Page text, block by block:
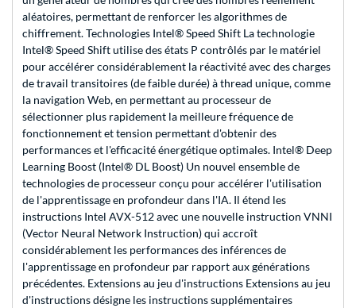
aléatoires, permettant de renforcer les algorithmes de
chiffrement. Technologies Intel® Speed Shift La technologie
Intel® Speed Shift utilise des états P contrôlés par le matériel
pour accélérer considérablement la réactivité avec des charges
de travail transitoires (de faible durée) à thread unique, comme
la navigation Web, en permettant au processeur de
sélectionner plus rapidement la meilleure fréquence de
fonctionnement et tension permettant d'obtenir des
performances et l'efficacité énergétique optimales. Intel® Deep
Learning Boost (Intel® DL Boost) Un nouvel ensemble de
technologies de processeur conçu pour accélérer l'utilisation
de l'apprentissage en profondeur dans l'IA. Il étend les
instructions Intel AVX-512 avec une nouvelle instruction VNNI
(Vector Neural Network Instruction) qui accroît
considérablement les performances des inférences de
l'apprentissage en profondeur par rapport aux générations
précédentes. Extensions au jeu d'instructions Extensions au jeu
d'instructions désigne les instructions supplémentaires